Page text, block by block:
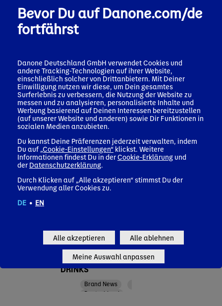
Zu den Pressekontakten
Presseinformationen
TREIBEN PROTEIN-
KAFFEE-TREND MIT
NEUEN
PFLANZLICHEN
DRINKS
Brand News
Deutschland
MATCHA MIT
KOKOSNUSS
Deutschland
Bevor Du auf Danone.com/de
fortfährst
Danone Deutschland GmbH verwendet Cookies und
andere Tracking-Technologien auf ihrer Website,
einschließlich solcher von Drittanbietern. Mit Deiner
Einwilligung nutzen wir diese, um Dein gesamtes
Surferlebnis zu verbessern, die Nutzung der Website zu
messen und zu analysieren, personalisierte Inhalte und
Werbung basierend auf Deinen Interessen bereitzustellen
(auf unserer Website und anderen) sowie Dir Funktionen in
sozialen Medien anzubieten.
Du kannst Deine Präferenzen jederzeit verwalten, indem
Du auf „Cookie-Einstellungen“ klickst. Weitere
Informationen findest Du in derCookie-Erklärung und
der Datenschutzerklärung.
Durch Klicken auf „Alle akzeptieren“ stimmst Du der
Verwendung aller Cookies zu.
DE • EN
Alle akzeptieren Alle ablehnen
Meine Auswahl anpassen